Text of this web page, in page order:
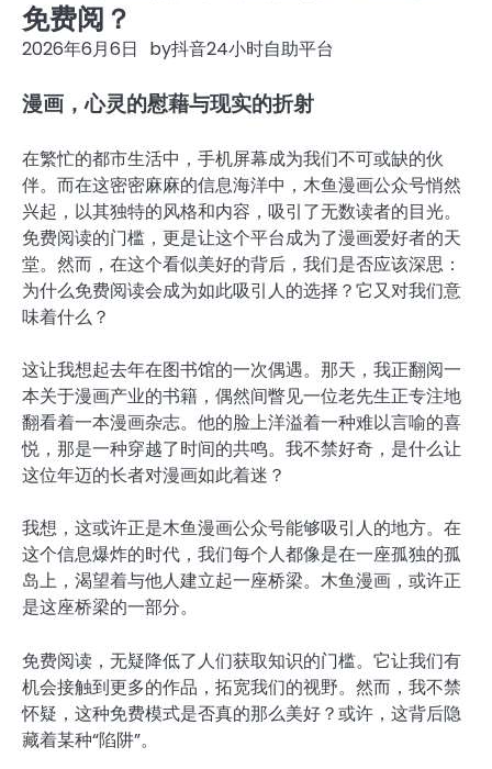
免费阅？
2026年6月6日 by抖音24小时自助平台
漫画，心灵的慰藉与现实的折射
在繁忙的都市生活中，手机屏幕成为我们不可或缺的伙
伴。而在这密密麻麻的信息海洋中，木鱼漫画公众号悄然
兴起，以其独特的风格和内容，吸引了无数读者的目光。
免费阅读的门槛，更是让这个平台成为了漫画爱好者的天
堂。然而，在这个看似美好的背后，我们是否应该深思：
为什么免费阅读会成为如此吸引人的选择？它又对我们意
味着什么？
这让我想起去年在图书馆的一次偶遇。那天，我正翻阅一
本关于漫画产业的书籍，偶然间瞥见一位老先生正专注地
翻看着一本漫画杂志。他的脸上洋溢着一种难以言喻的喜
悦，那是一种穿越了时间的共鸣。我不禁好奇，是什么让
这位年迈的长者对漫画如此着迷？
我想，这或许正是木鱼漫画公众号能够吸引人的地方。在
这个信息爆炸的时代，我们每个人都像是在一座孤独的孤
岛上，渴望着与他人建立起一座桥梁。木鱼漫画，或许正
是这座桥梁的一部分。
免费阅读，无疑降低了人们获取知识的门槛。它让我们有
机会接触到更多的作品，拓宽我们的视野。然而，我不禁
怀疑，这种免费模式是否真的那么美好？或许，这背后隐
藏着某种“陷阱”。